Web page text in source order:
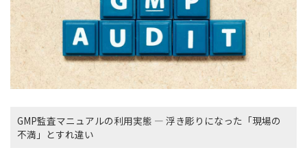
GMP監査マニュアルの利用実態 ― 浮き彫りになった「現場の
不満」とすれ違い